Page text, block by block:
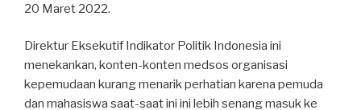
20 Maret 2022.
Direktur Eksekutif Indikator Politik Indonesia ini
menekankan, konten-konten medsos organisasi
kepemudaan kurang menarik perhatian karena pemuda
dan mahasiswa saat-saat ini ini lebih senang masuk ke